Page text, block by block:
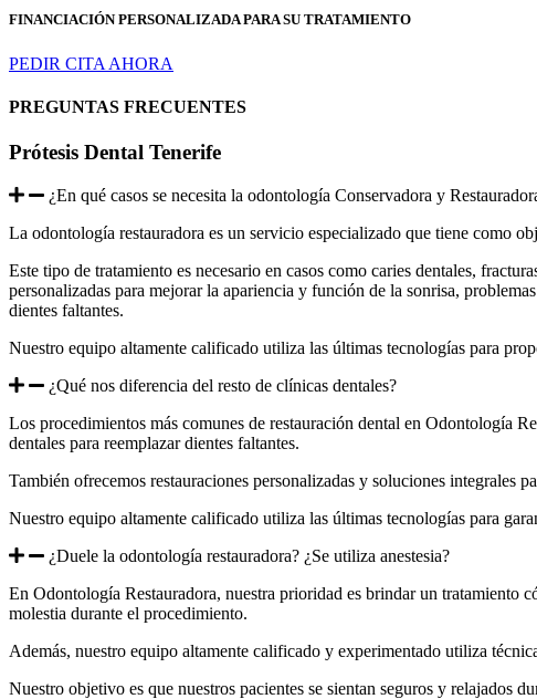
FINANCIACIÓN PERSONALIZADA PARA SU TRATAMIENTO
PEDIR CITA AHORA
PREGUNTAS FRECUENTES
Prótesis Dental Tenerife
¿En qué casos se necesita la odontología Conservadora y
La odontología restauradora es un servicio especializado que tiene como
Este tipo de tratamiento es necesario en casos como caries dentales,
personalizadas para mejorar la apariencia y función de la sonrisa,
dientes faltantes.
Nuestro equipo altamente calificado utiliza las últimas tecnologías para
¿Qué nos diferencia del resto de clínicas dentales?
Los procedimientos más comunes de restauración dental en Odontología
dentales para reemplazar dientes faltantes.
También ofrecemos restauraciones personalizadas y soluciones integrales
Nuestro equipo altamente calificado utiliza las últimas tecnologías para
¿Duele la odontología restauradora? ¿Se utiliza anestesia?
En Odontología Restauradora, nuestra prioridad es brindar un tratamiento
molestia durante el procedimiento.
Además, nuestro equipo altamente calificado y experimentado utiliza
Nuestro objetivo es que nuestros pacientes se sientan seguros y relajados